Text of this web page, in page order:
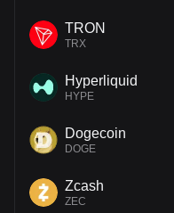
TRON
TRX
Hyperliquid
HYPE
Dogecoin
DOGE
Zcash
ZEC